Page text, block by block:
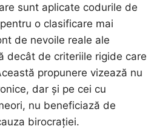
sunt aplicate codurile de
o clasificare mai
de nevoile reale ale
decât de criteriile rigide care
propunere vizează nu
dar și pe cei cu
nu beneficiază de
birocrației.